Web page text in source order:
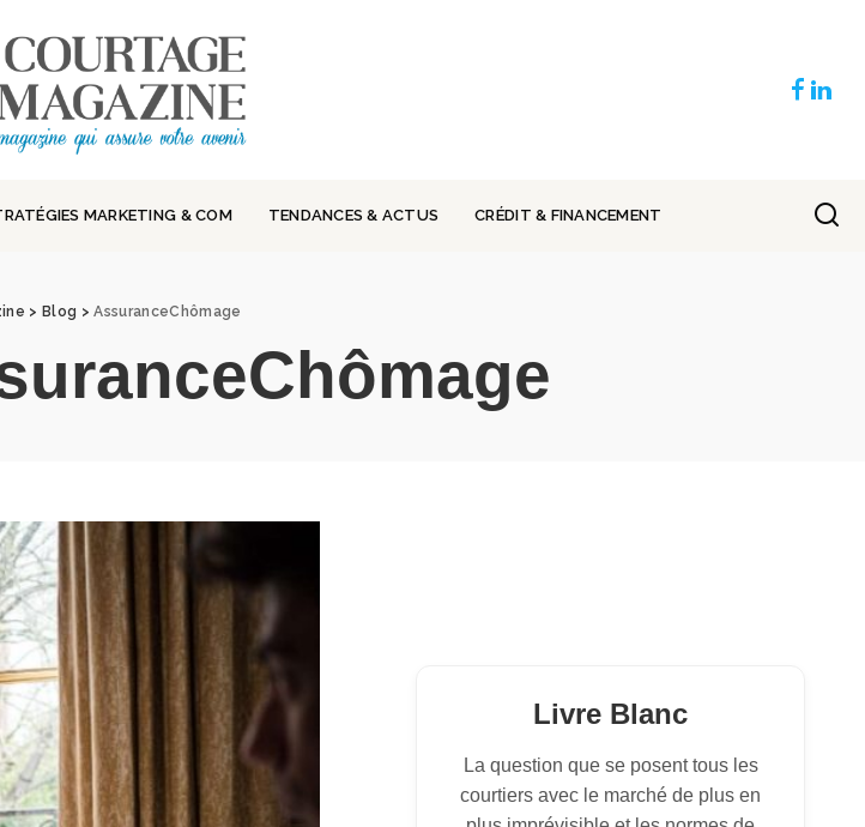
MARKETING & COM TENDANCES & ACTUS CRÉDIT & FINANCEMENT
> Blog >AssuranceChômage
Livre Blanc
La question que se posent tous les
courtiers avec le marché de plus en